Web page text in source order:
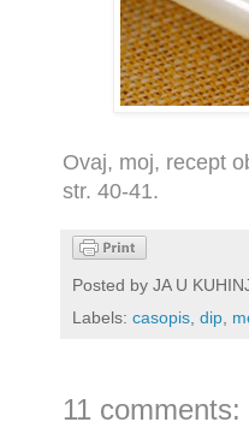
Ovaj, moj, recept
str. 40-41.
Posted by JA U
Labels: casopis, dip,
11 comments: